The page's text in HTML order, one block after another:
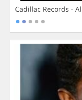
Cadillac Records -